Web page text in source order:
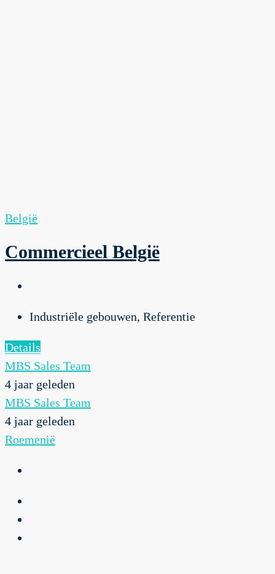
België
Commercieel België
Industriële gebouwen, Referentie
Details
MBS Sales Team
4 jaar geleden
MBS Sales Team
4 jaar geleden
Roemenië